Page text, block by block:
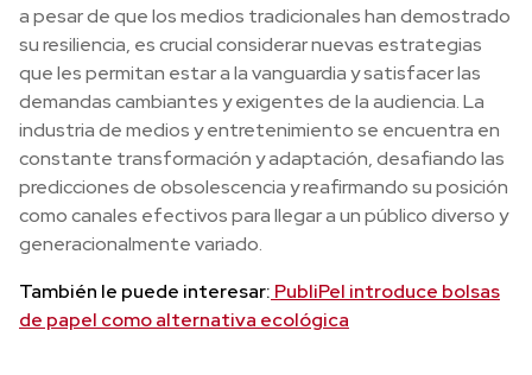
a pesar de que los medios tradicionales han demostrado
su resiliencia, es crucial considerar nuevas estrategias
que les permitan estar a la vanguardia y satisfacer las
demandas cambiantes y exigentes de la audiencia. La
industria de medios y entretenimiento se encuentra en
constante transformación y adaptación, desafiando las
predicciones de obsolescencia y reafirmando su posición
como canales efectivos para llegar a un público diverso y
generacionalmente variado.
También le puede interesar: PubliPel introduce bolsas
de papel como alternativa ecológica